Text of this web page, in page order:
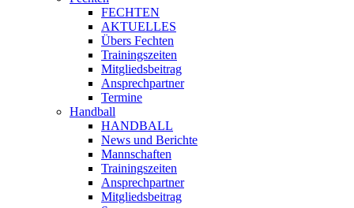
FECHTEN
AKTUELLES
Übers Fechten
Trainingszeiten
Mitgliedsbeitrag
Ansprechpartner
Termine
Handball
HANDBALL
News und Berichte
Mannschaften
Trainingszeiten
Ansprechpartner
Mitgliedsbeitrag